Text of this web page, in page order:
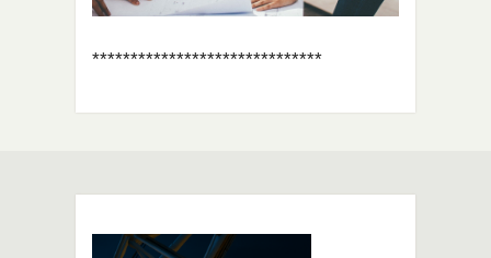
******************************